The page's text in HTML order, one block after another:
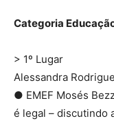
Categoria
> 1º Lugar
Alessandra
● EMEF Mosés
é legal – discutindo